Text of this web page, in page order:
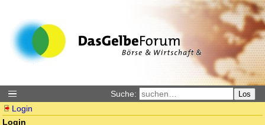
Suche: Los
Login
Login